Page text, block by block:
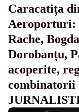
Caracatița
Aeroporturi:
Rache,
Dorobanțu,
acoperite,
combinatorii